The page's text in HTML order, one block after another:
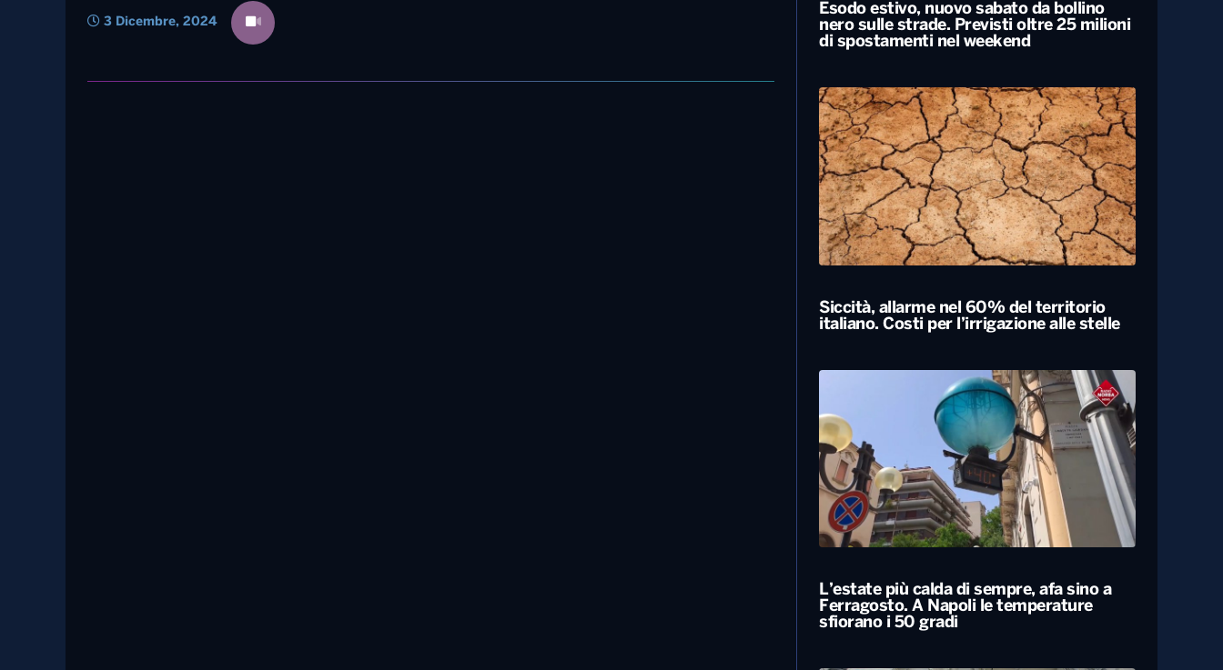
3 Dicembre, 2024
Esodo estivo, nuovo sabato da bollino
nero sulle strade. Previsti oltre 25 milioni
di spostamenti nel weekend
Siccità, allarme nel 60% del territorio
italiano. Costi per l’irrigazione alle stelle
L’estate più calda di sempre, afa sino a
Ferragosto. A Napoli le temperature
sfiorano i 50 gradi